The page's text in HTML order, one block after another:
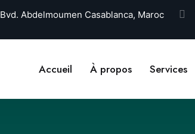
Bvd. Abdelmoumen Casablanca, Maroc
Accueil À propos Services